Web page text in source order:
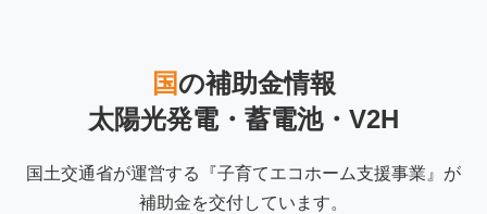
国の補助金情報
太陽光発電・蓄電池・V2H
国土交通省が運営する『子育てエコホーム支援事業』が
補助金を交付しています。